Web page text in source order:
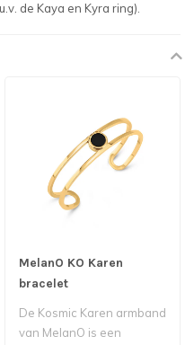
de Kaya en Kyra ring).
MelanO KO Karen
bracelet
De Kosmic Karen armband
van MelanO is een